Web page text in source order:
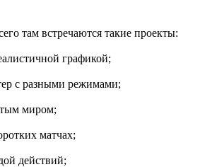
там встречаются такие проекты:
графикой;
с разными режимами;
миром;
матчах;
действий;